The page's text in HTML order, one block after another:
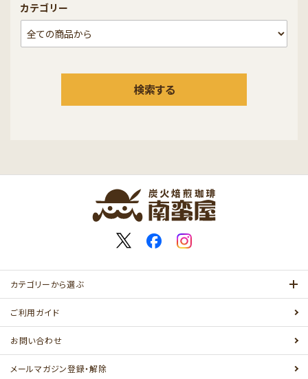
カテゴリー
検索する
カテゴリーから選ぶ
ご利用ガイド
お問い合わせ
メールマガジン登録・解除